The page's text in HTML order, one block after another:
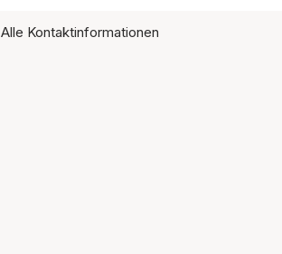
Alle Kontaktinformationen